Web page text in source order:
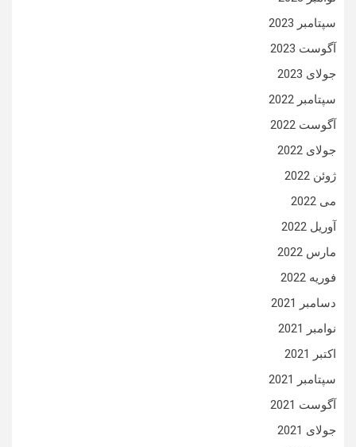
سپتامبر 2023
آگوست 2023
جولای 2023
سپتامبر 2022
آگوست 2022
جولای 2022
ژوئن 2022
می 2022
آوریل 2022
مارس 2022
فوریه 2022
دسامبر 2021
نوامبر 2021
اکتبر 2021
سپتامبر 2021
آگوست 2021
جولای 2021